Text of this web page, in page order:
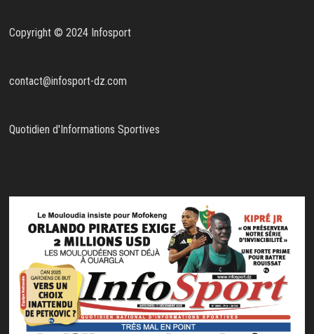
Copyright © 2024 Infosport
contact@infosport-dz.com
Quotidien d'Informations Sportives